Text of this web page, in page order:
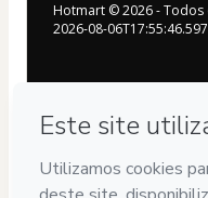
Hotmart ©2026- Todos
2026-08-
Sua